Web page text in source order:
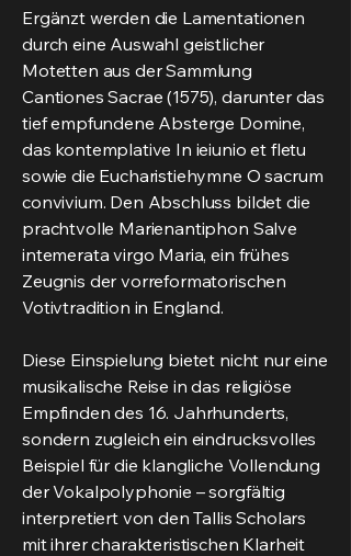
Ergänzt werden die Lamentationen
durch eine Auswahl geistlicher
Motetten aus der Sammlung
Cantiones Sacrae (1575), darunter das
tief empfundene Absterge Domine,
das kontemplative In ieiunio et fletu
sowie die Eucharistiehymne O sacrum
convivium. Den Abschluss bildet die
prachtvolle Marienantiphon Salve
intemerata virgo Maria, ein frühes
Zeugnis der vorreformatorischen
Votivtradition in England.
Diese Einspielung bietet nicht nur eine
musikalische Reise in das religiöse
Empfinden des 16. Jahrhunderts,
sondern zugleich ein eindrucksvolles
Beispiel für die klangliche Vollendung
der Vokalpolyphonie – sorgfältig
interpretiert von den Tallis Scholars
mit ihrer charakteristischen Klarheit